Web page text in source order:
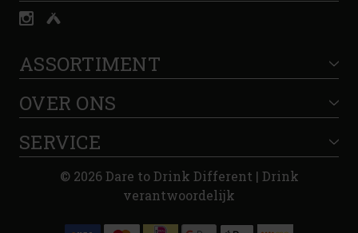
ASSORTIMENT
OVER ONS
SERVICE
© 2026 Dare to Drink Different | Drink
verantwoordelijk